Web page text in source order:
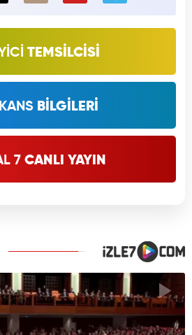
TEMSİLCİSİ
BİLGİLERİ
7 CANLI YAYIN